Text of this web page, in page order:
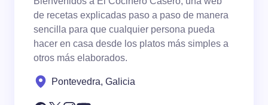
de recetas explicadas paso a paso de manera
sencilla para que cualquier persona pueda
hacer en casa desde los platos más simples a
otros más elaborados.
Pontevedra, Galicia